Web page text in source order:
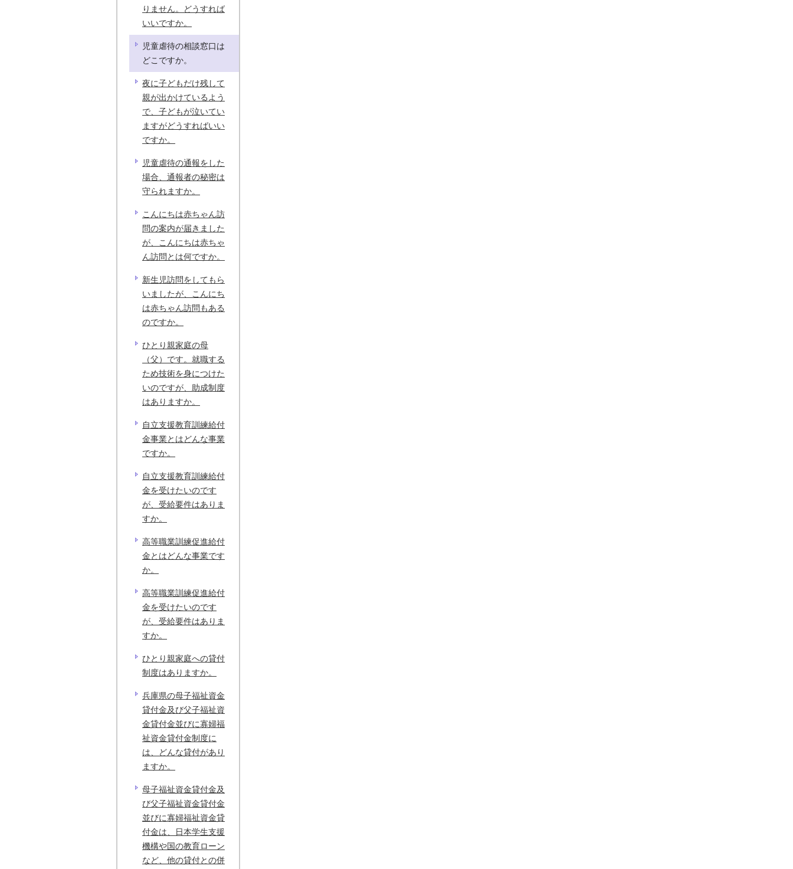
りません。どうすれば
いいですか。
児童虐待の相談窓口は
どこですか。
夜に子どもだけ残して
親が出かけているよう
で、子どもが泣いてい
ますがどうすればいい
ですか。
児童虐待の通報をした
場合、通報者の秘密は
守られますか。
こんにちは赤ちゃん訪
問の案内が届きました
が、こんにちは赤ちゃ
ん訪問とは何ですか。
新生児訪問をしてもら
いましたが、こんにち
は赤ちゃん訪問もある
のですか。
ひとり親家庭の母
（父）です。就職する
ため技術を身につけた
いのですが、助成制度
はありますか。
自立支援教育訓練給付
金事業とはどんな事業
ですか。
自立支援教育訓練給付
金を受けたいのです
が、受給要件はありま
すか。
高等職業訓練促進給付
金とはどんな事業です
か。
高等職業訓練促進給付
金を受けたいのです
が、受給要件はありま
すか。
ひとり親家庭への貸付
制度はありますか。
兵庫県の母子福祉資金
貸付金及び父子福祉資
金貸付金並びに寡婦福
祉資金貸付金制度に
は、どんな貸付があり
ますか。
母子福祉資金貸付金及
び父子福祉資金貸付金
並びに寡婦福祉資金貸
付金は、日本学生支援
機構や国の教育ローン
など、他の貸付との併